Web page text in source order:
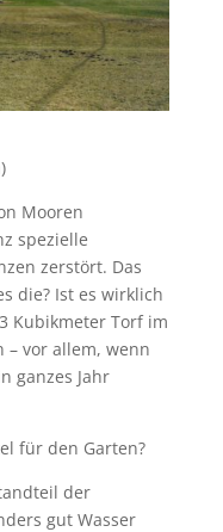
Mooren
spezielle
zerstört. Das
die? Ist es wirklich
Kubikmeter Torf im
– vor allem, wenn
ganzes Jahr
für den Garten?
der
gut Wasser